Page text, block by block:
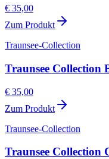
€ 35,00
Zum Produkt
Traunsee-Collection
Traunsee Collection
€ 35,00
Zum Produkt
Traunsee-Collection
Traunsee Collection